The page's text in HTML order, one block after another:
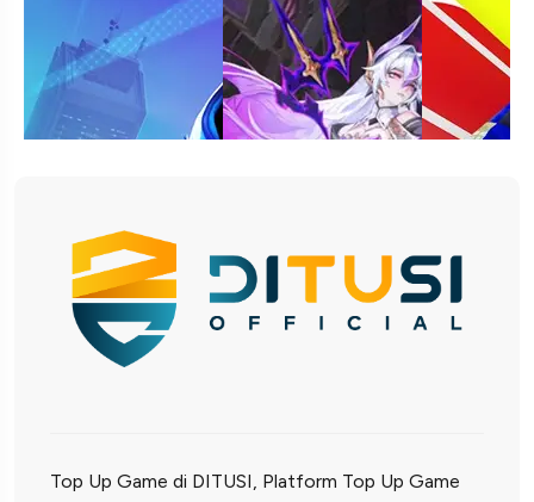
Top Up Game di DITUSI, Platform Top Up Game